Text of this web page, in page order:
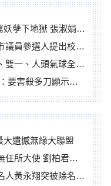
張淑娟批：舌頭殺人有罪
出校園反毒防線升級政見
、人頭氣球全登場
殺多刀顯示怨恨深
大遺憾無緣大聯盟
君女裁判人生國際發光
突被除名 將另提他人